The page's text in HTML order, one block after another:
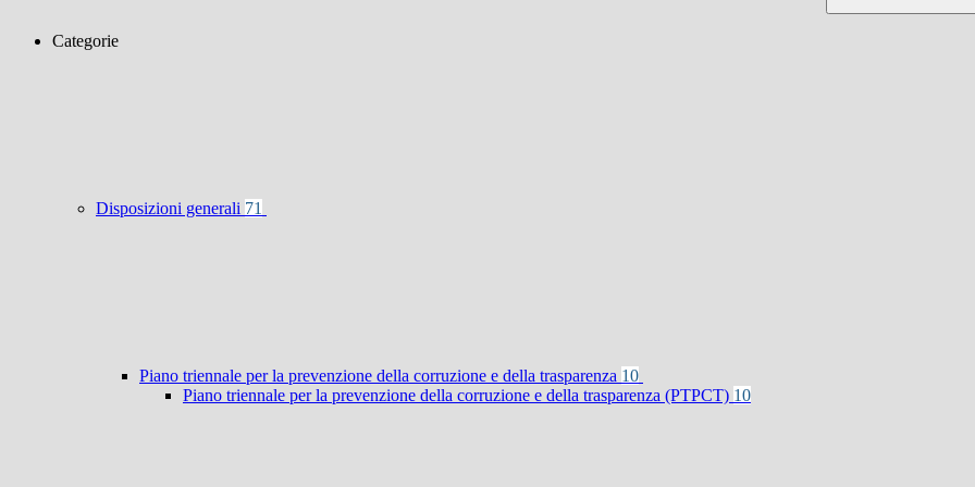
Categorie
Disposizioni generali 71
Piano triennale per la prevenzione della corruzione e della trasparenza 10
Piano triennale per la prevenzione della corruzione e della trasparenza (PTPCT) 10